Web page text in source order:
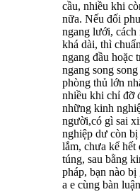
cầu, nhiều khi
nữa. Nếu đối
ngang lưới, cách
khá dài, thì
ngang đầu hoặc
ngang song
phòng thủ lớn
nhiều khi chỉ đỡ
những kinh
người,có gì sai
nghiệp dư còn
lắm, chưa kể
túng, sau bằng
pháp, bạn nào
a e cùng bàn